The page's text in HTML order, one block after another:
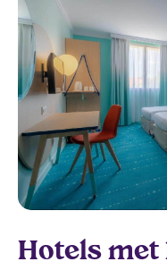
Hotels met